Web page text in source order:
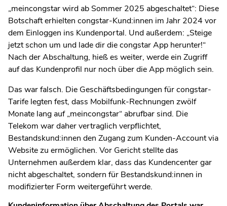
„meincongstar wird ab Sommer 2025 abgeschaltet“: Diese
Botschaft erhielten congstar-Kund:innen im Jahr 2024 vor
dem Einloggen ins Kundenportal. Und außerdem: „Steige
jetzt schon um und lade dir die congstar App herunter!“
Nach der Abschaltung, hieß es weiter, werde ein Zugriff
auf das Kundenprofil nur noch über die App möglich sein.
Das war falsch. Die Geschäftsbedingungen für congstar-
Tarife legten fest, dass Mobilfunk-Rechnungen zwölf
Monate lang auf „meincongstar“ abrufbar sind. Die
Telekom war daher vertraglich verpflichtet,
Bestandskund:innen den Zugang zum Kunden-Account via
Website zu ermöglichen. Vor Gericht stellte das
Unternehmen außerdem klar, dass das Kundencenter gar
nicht abgeschaltet, sondern für Bestandskund:innen in
modifizierter Form weitergeführt werde.